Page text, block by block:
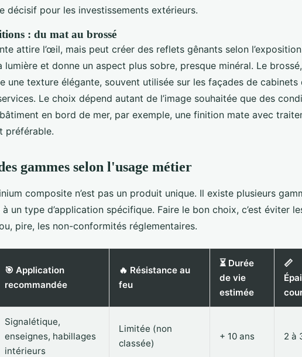
décisif pour les investissements extérieurs.
: du mat au brossé
attire l’œil, mais peut créer des reflets gênants selon
lumière et donne un aspect plus sobre, presque minéral. Le
une texture élégante, souvent utilisée sur les façades de cabinets
Le choix dépend autant de l’image souhaitée que des
bâtiment en bord de mer, par exemple, une finition mate avec
préférable.
gammes selon l'usage métier
composite n’est pas un produit unique. Il existe plusieurs
un type d’application spécifique. Faire le bon choix, c’est éviter
pire, les non-conformités réglementaires.
🎯 Application
recommandée
🔥 Résistance au
feu
⏳ Durée
de vie
estimée
📏
Signalétique,
enseignes, habillages
intérieurs
Limitée (non
classée)
+ 10 ans 2 à